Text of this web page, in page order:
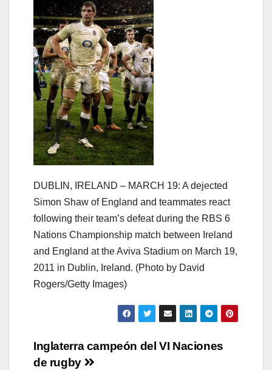
DUBLIN, IRELAND – MARCH 19: A dejected
Simon Shaw of England and teammates react
following their team’s defeat during the RBS 6
Nations Championship match between Ireland
and England at the Aviva Stadium on March 19,
2011 in Dublin, Ireland. (Photo by David
Rogers/Getty Images)
Navegación
Inglaterra campeón del VI Naciones
de rugby